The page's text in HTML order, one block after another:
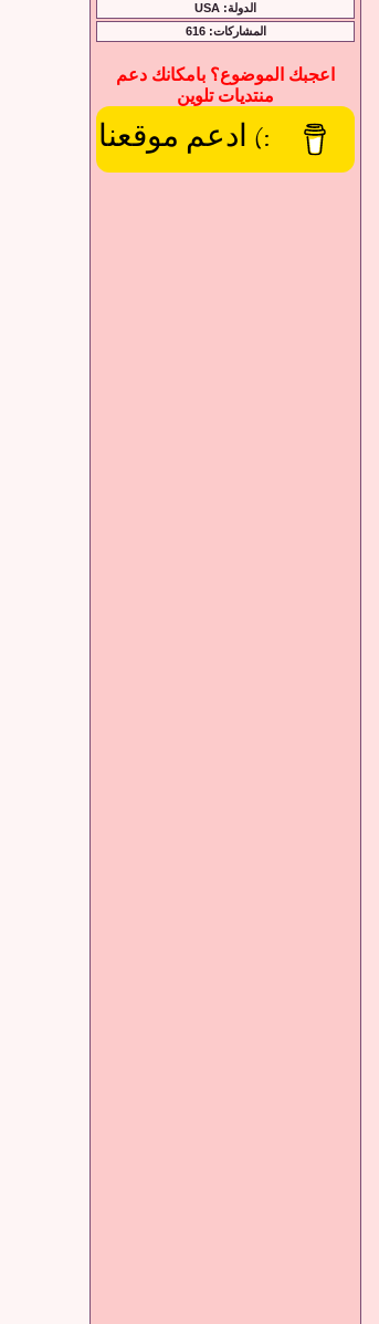
الدولة: USA
المشاركات: 616
اعجبك الموضوع؟ بامكانك دعم
منتديات تلوين
:) ادعم موقعنا